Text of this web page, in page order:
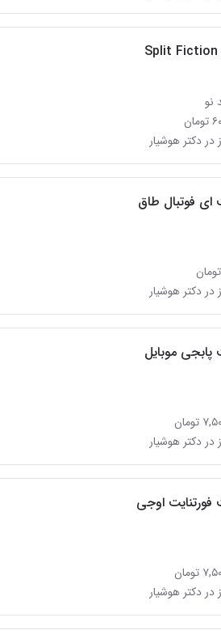
نو
در دکتر هوشیار
ای فوتبال طاق
در دکتر هوشیار
پابجی موبایل
در دکتر هوشیار
فورتنایت اوجی
در دکتر هوشیار